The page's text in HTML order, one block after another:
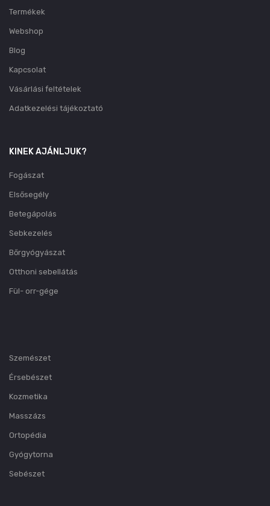
Termékek
Webshop
Blog
Kapcsolat
Vásárlási feltételek
Adatkezelési tájékoztató
KINEK AJÁNLJUK?
Fogászat
Elsősegély
Betegápolás
Sebkezelés
Bőrgyógyászat
Otthoni sebellátás
Fül- orr-gége
Szemészet
Érsebészet
Kozmetika
Masszázs
Ortopédia
Gyógytorna
Sebészet